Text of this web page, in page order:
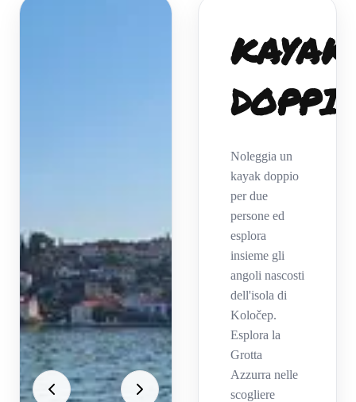
KAYAK
Noleggia un
kayak doppio
per due
persone ed
esplora
insieme gli
angoli nascosti
dell'isola di
Koločep.
Esplora la
Grotta
Azzurra nelle
scogliere